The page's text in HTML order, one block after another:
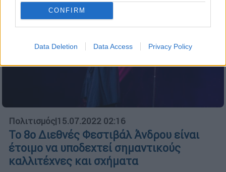
CONFIRM
Data Deletion Data Access Privacy Policy
Πολιτισμός|15.07.2022 02:16
Το 8ο Διεθνές Φεστιβάλ Άνδρου είναι
έτοιμο να υποδεχτεί σημαντικούς
καλλιτέχνες και σχήματα